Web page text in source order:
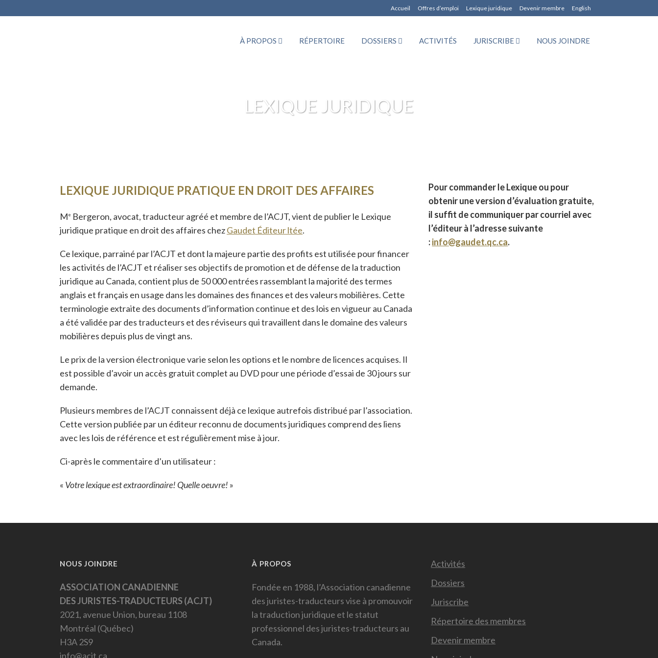
Accueil Offres d’emploi Lexique juridique Devenir membre English
À PROPOS RÉPERTOIRE DOSSIERS ACTIVITÉS JURISCRIBE NOUS JOINDRE
LEXIQUE JURIDIQUE
LEXIQUE JURIDIQUE PRATIQUE EN DROIT DES AFFAIRES
Me Bergeron, avocat, traducteur agréé et membre de l’ACJT, vient de publier le Lexique
juridique pratique en droit des affaires chezGaudet Éditeur ltée.
Ce lexique, parrainé par l’ACJT et dont la majeure partie des profits est utilisée pour financer
les activités de l’ACJT et réaliser ses objectifs de promotion et de défense de la traduction
juridique au Canada, contient plus de 50 000 entrées rassemblant la majorité des termes
anglais et français en usage dans les domaines des finances et des valeurs mobilières. Cette
terminologie extraite des documents d’information continue et des lois en vigueur au Canada
a été validée par des traducteurs et des réviseurs qui travaillent dans le domaine des valeurs
mobilières depuis plus de vingt ans.
Le prix de la version électronique varie selon les options et le nombre de licences acquises. Il
est possible d’avoir un accès gratuit complet au DVD pour une période d’essai de 30 jours sur
demande.
Plusieurs membres de l’ACJT connaissent déjà ce lexique autrefois distribué par l’association.
Cette version publiée par un éditeur reconnu de documents juridiques comprend des liens
avec les lois de référence et est régulièrement mise à jour.
Ci-après le commentaire d’un utilisateur :
« Votre lexique est extraordinaire! Quelle oeuvre! »
Pour commander le Lexique ou pour
obtenir une version d’évaluation gratuite,
il suffit de communiquer par courriel avec
l’éditeur à l’adresse suivante
:info@gaudet.qc.ca.
NOUS JOINDRE
ASSOCIATION CANADIENNE
DES JURISTES-TRADUCTEURS (ACJT)
2021, avenue Union, bureau 1108
Montréal (Québec)
H3A 2S9
info@acjt.ca
À PROPOS
Fondée en 1988, l’Association canadienne
des juristes-traducteurs vise à promouvoir
la traduction juridique et le statut
professionnel des juristes-traducteurs au
Canada.
Activités
Dossiers
Juriscribe
Répertoire des membres
Devenir membre